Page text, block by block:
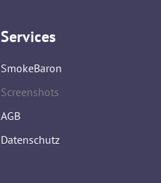
Services
SmokeBaron
Screenshots
AGB
Datenschutz